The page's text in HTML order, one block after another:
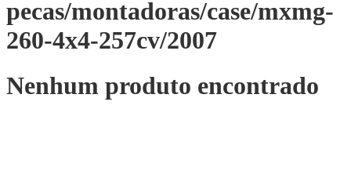
pecas/montadoras/case/mxmg-
260-4x4-257cv/2007
Nenhum produto encontrado